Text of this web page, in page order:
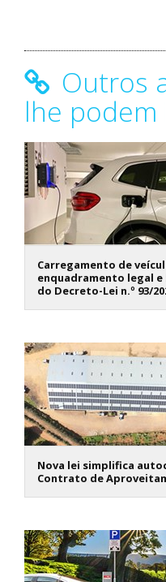
Outros
lhe
Carregamento de
enquadramento legal
do Decreto-Lei n.º 93/
Nova lei simplifica
Contrato de